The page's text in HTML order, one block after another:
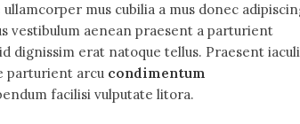
mus cubilia a mus donec
vestibulum aenean praesent a parturient
dignissim erat natoque tellus. Praesent
parturient arcu condimentum
facilisi vulputate litora.